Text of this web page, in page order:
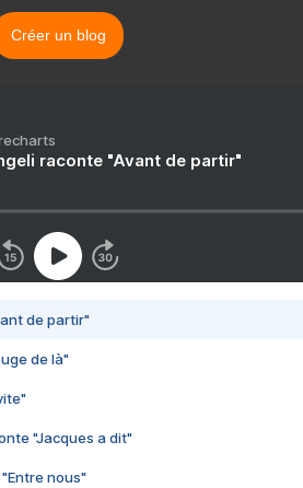
Créer un blog
raconte "Avant de partir"
de partir"
de là"
"Jacques a dit"
nous"